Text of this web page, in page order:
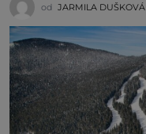
od JARMILA DUŠKOVÁ